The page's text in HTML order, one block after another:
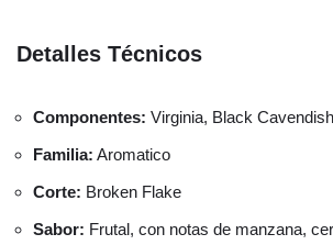
Detalles Técnicos
Componentes: Virginia, Black Cavendish
Familia: Aromatico
Corte: Broken Flake
Sabor: Frutal, con notas de manzana,